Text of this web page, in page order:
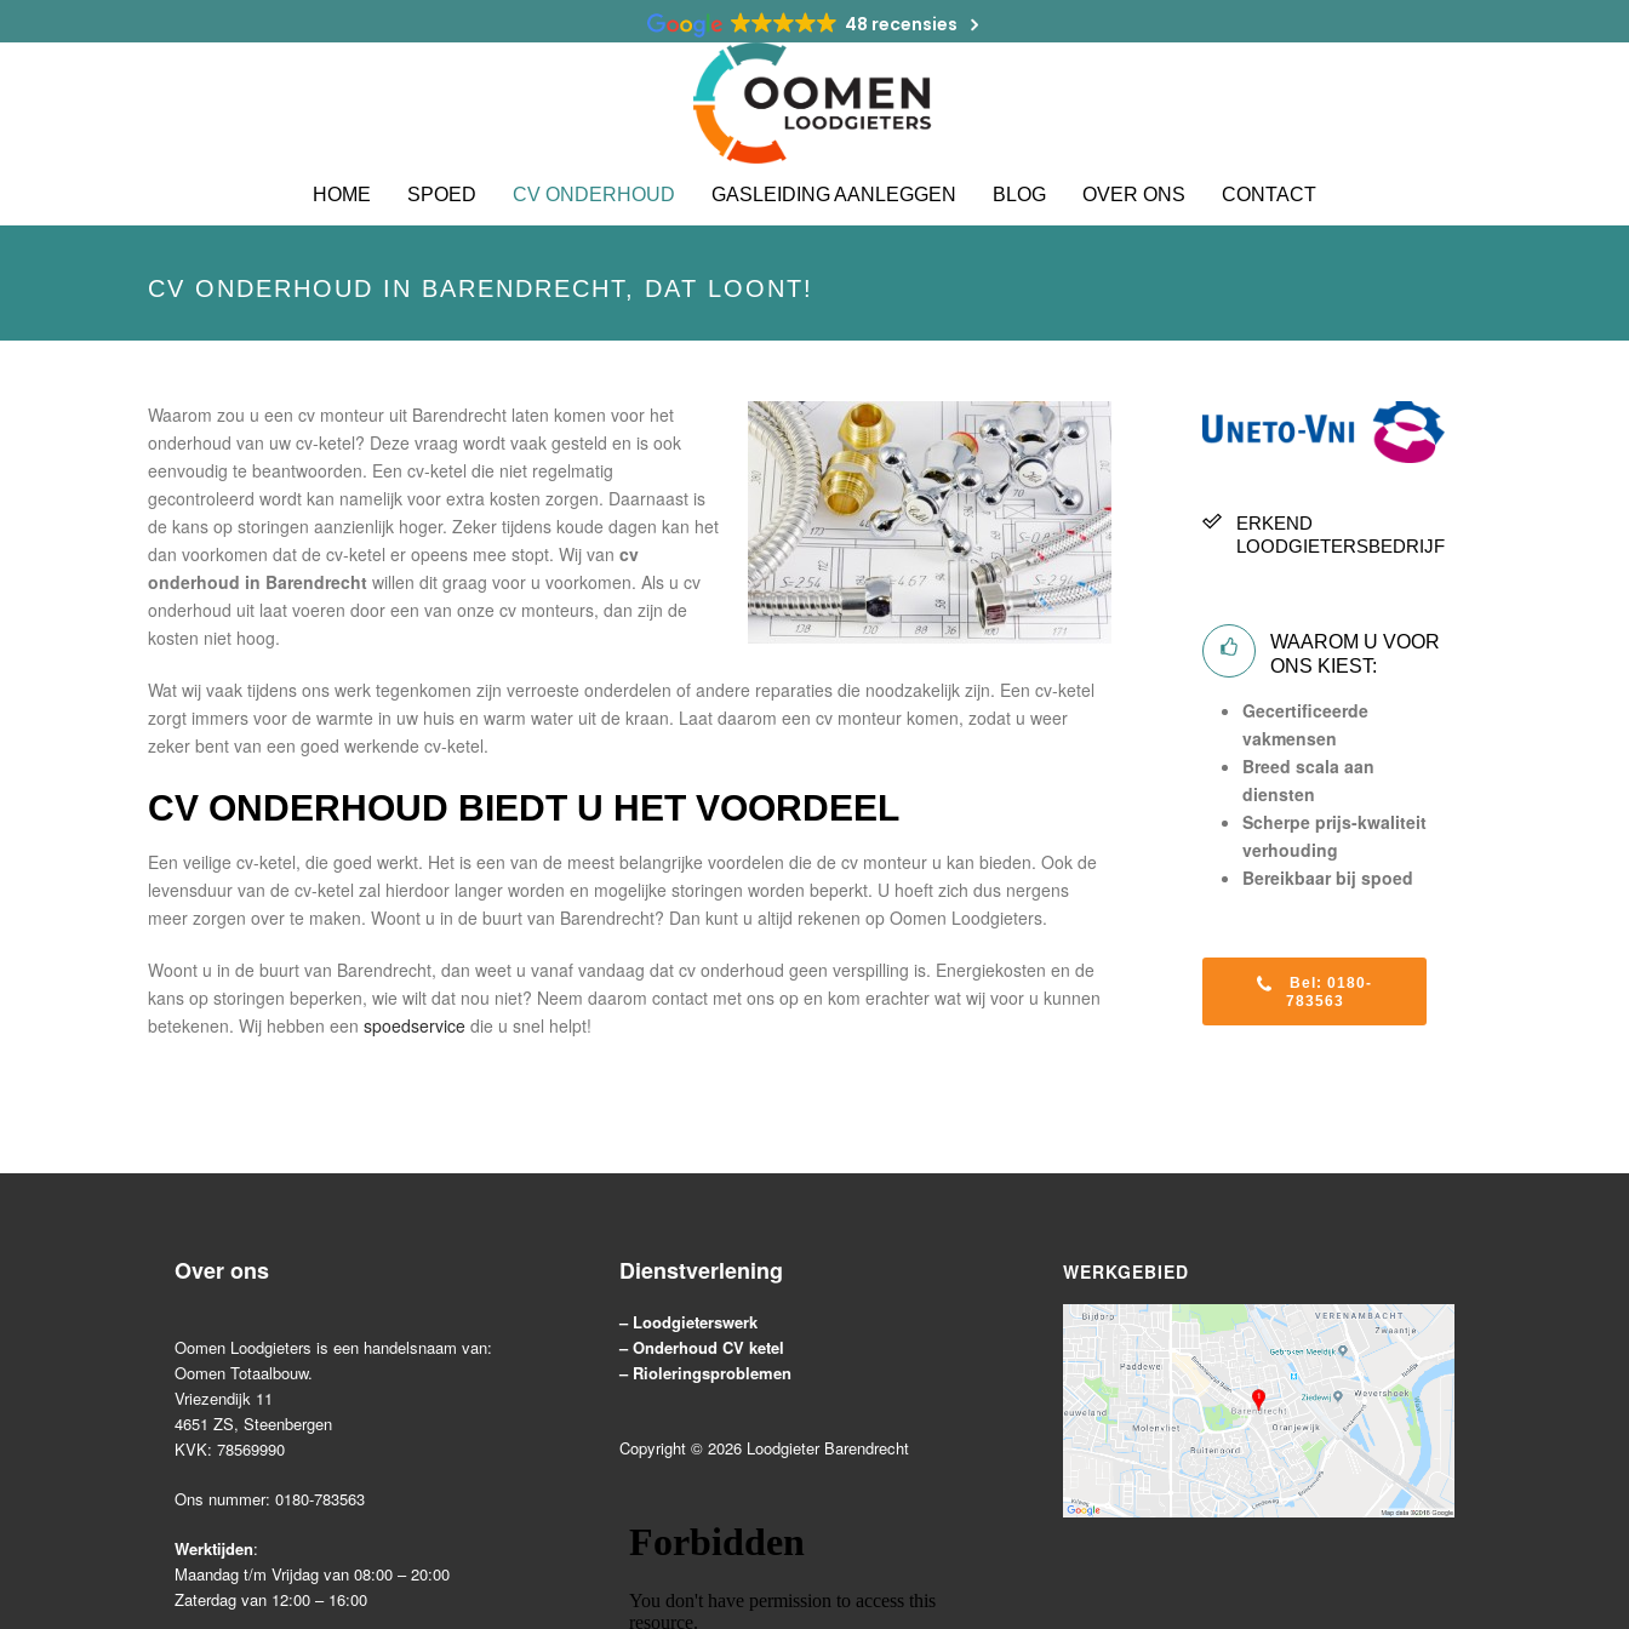
48 recensies
HOME SPOED CV ONDERHOUD GASLEIDING AANLEGGEN BLOG OVER ONS CONTACT
CV ONDERHOUD IN BARENDRECHT, DAT LOONT!
Waarom zou u een cv monteur uit Barendrecht laten komen voor het
onderhoud van uw cv-ketel? Deze vraag wordt vaak gesteld en is ook
eenvoudig te beantwoorden. Een cv-ketel die niet regelmatig
gecontroleerd wordt kan namelijk voor extra kosten zorgen. Daarnaast is
de kans op storingen aanzienlijk hoger. Zeker tijdens koude dagen kan het
dan voorkomen dat de cv-ketel er opeens mee stopt. Wij van cv
onderhoud in Barendrecht willen dit graag voor u voorkomen. Als u cv
onderhoud uit laat voeren door een van onze cv monteurs, dan zijn de
kosten niet hoog.
Wat wij vaak tijdens ons werk tegenkomen zijn verroeste onderdelen of andere reparaties die noodzakelijk zijn. Een cv-ketel
zorgt immers voor de warmte in uw huis en warm water uit de kraan. Laat daarom een cv monteur komen, zodat u weer
zeker bent van een goed werkende cv-ketel.
CV ONDERHOUD BIEDT U HET VOORDEEL
Een veilige cv-ketel, die goed werkt. Het is een van de meest belangrijke voordelen die de cv monteur u kan bieden. Ook de
levensduur van de cv-ketel zal hierdoor langer worden en mogelijke storingen worden beperkt. U hoeft zich dus nergens
meer zorgen over te maken. Woont u in de buurt van Barendrecht? Dan kunt u altijd rekenen op Oomen Loodgieters.
Woont u in de buurt van Barendrecht, dan weet u vanaf vandaag dat cv onderhoud geen verspilling is. Energiekosten en de
kans op storingen beperken, wie wilt dat nou niet? Neem daarom contact met ons op en kom erachter wat wij voor u kunnen
betekenen. Wij hebben een spoedservice die u snel helpt!
ERKEND
LOODGIETERSBEDRIJF
WAAROM U VOOR
ONS KIEST:
Gecertificeerde
vakmensen
Breed scala aan
diensten
Scherpe prijs-kwaliteit
verhouding
Bereikbaar bij spoed
Bel: 0180-
783563
Over ons
Oomen Loodgieters is een handelsnaam van:
Oomen Totaalbouw.
Vriezendijk 11
4651 ZS, Steenbergen
KVK: 78569990
Ons nummer: 0180-783563
Werktijden:
Maandag t/m Vrijdag van 08:00 – 20:00
Zaterdag van 12:00 – 16:00
Dienstverlening
– Loodgieterswerk
– Onderhoud CV ketel
– Rioleringsproblemen
Copyright © 2026 Loodgieter Barendrecht
WERKGEBIED